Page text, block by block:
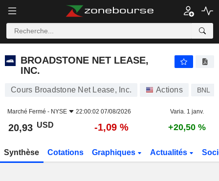
BROADSTONE NET LEASE,
INC.
Cours Broadstone Net Lease, Inc. Actions BNL
Marché Fermé - NYSE 22:00:02 07/08/2026 Varia. 1 janv.
20,93 USD -1,09 % +20,50 %
Synthèse Cotations Graphiques Actualités